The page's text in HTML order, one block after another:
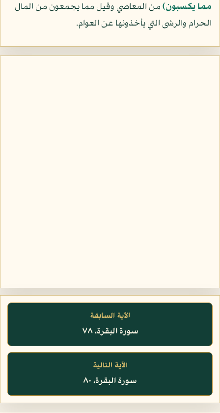
مما يكسبون﴾من المعاصي وقيل مما يجمعون من المال
الحرام والرشى التي يأخذونها عن العوام.
الآية السابقة
سورة البقرة، ٧٨
الآية التالية
سورة البقرة، ٨٠